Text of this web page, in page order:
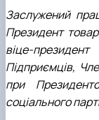
Заслужений
Президент
віце-
Підприємців,
при
соціального